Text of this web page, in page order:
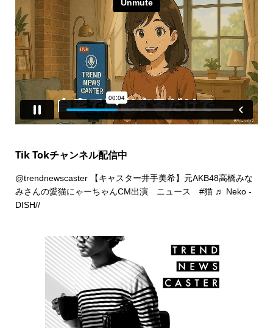
Tik Tokチャンネル配信中
@trendnewscaster【キャスター井手美希】元AKB48高橋みな
みさんの愛猫にゃーちゃんCM出演 ニュース #猫 ♬ Neko -
DISH//